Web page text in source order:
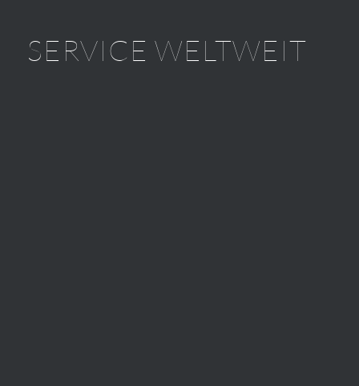
SERVICE WELTWEIT